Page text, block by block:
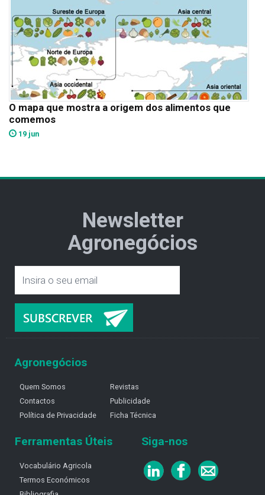
O mapa que mostra a origem dos alimentos que
comemos
19 jun
Newsletter
Agronegócios
Agronegócios
Quem Somos
Contactos
Política de Privacidade
Revistas
Publicidade
Ficha Técnica
Ferramentas Úteis
Vocabulário Agricola
Termos Económicos
Siga-nos